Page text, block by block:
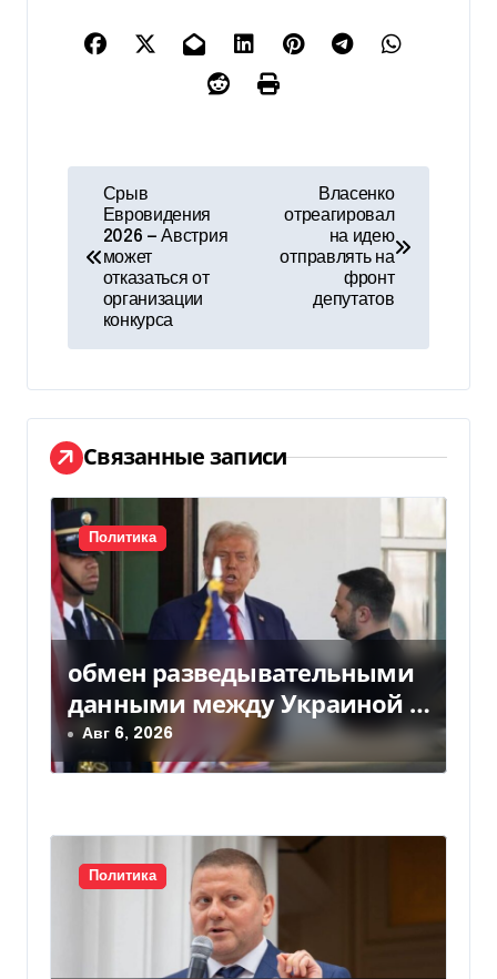
а
ц
и
я
п
о
з
а
п
и
с
Срыв
Евровидения
2026 — Австрия
может
отказаться от
организации
конкурса
Власенко
отреагировал
на идею
отправлять на
фронт
депутатов
Связанные записи
Политика
обмен разведывательными
данными между Украиной и
США значительно вырос, —
Politico
Авг 6, 2026
Политика